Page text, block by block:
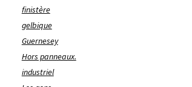
finistère
gelbique
Guernesey
Hors panneaux.
industriel